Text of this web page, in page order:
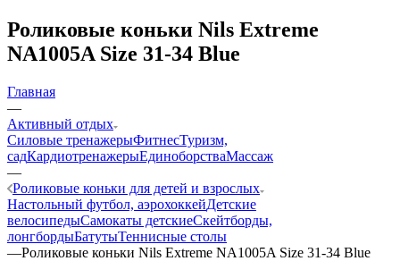
Роликовые коньки Nils Extreme
NA1005A Size 31-34 Blue
Главная
—
Активный отдых
Силовые тренажерыФитнесТуризм,
садКардиотренажерыЕдиноборстваМассаж
—
Роликовые коньки для детей и взрослых
Настольный футбол, аэрохоккейДетские
велосипедыСамокаты детскиеСкейтборды,
лонгбордыБатутыТеннисные столы
—Роликовые коньки Nils Extreme NA1005A Size 31-34 Blue